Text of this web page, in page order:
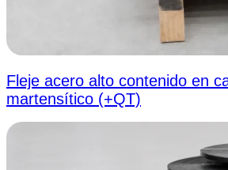
Fleje acero alto contenido en
martensítico (+QT)